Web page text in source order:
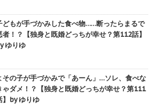
どもが手づかみした食べ物……断ったらまるで
者！？【独身と既婚どっちが幸せ？第112話】
ゆりゆ
その子が手づかみで「あーん」…ソレ、食べな
ゃダメ！？【独身と既婚どっちが幸せ？第111
】by ゆりゆ